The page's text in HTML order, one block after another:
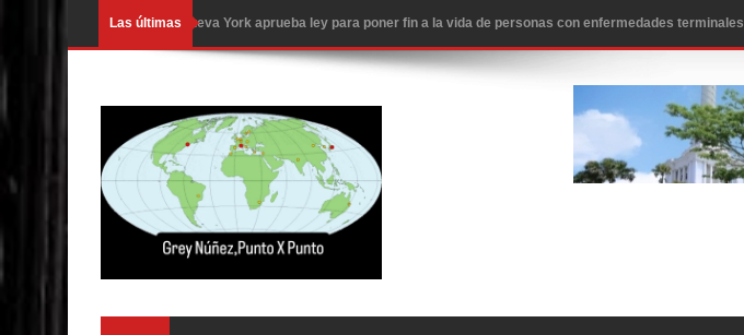
Las últimasNueva York aprueba ley para poner fin a la vida de personas con enfermedades terminales
Juan Luis Guerra cerrará los Juegos Centroamericanos SD 2026
En Santiago precio del botellón de agua sube a 90 pesos
Entre 20 y 40 inmigrantes al día son detenidos en los aeropuertos de EE.UU., según NBC
Belkis Concepción será intervenida por un delicado problema cardíaco
Abel Martínez llama a los dominicanos a unirse para sacar al PRM del Gobierno